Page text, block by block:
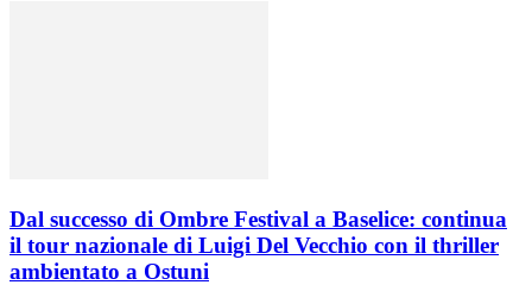
Dal successo di Ombre Festival a Baselice: continua
il tour nazionale di Luigi Del Vecchio con il thriller
ambientato a Ostuni